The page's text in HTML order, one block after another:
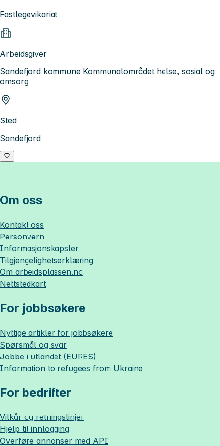
Fastlegevikariat
Arbeidsgiver
Sandefjord kommune Kommunalområdet helse, sosial og
omsorg
Sted
Sandefjord
Om oss
Kontakt oss
Personvern
Informasjonskapsler
Tilgjengelighetserklæring
Om arbeidsplassen.no
Nettstedkart
For jobbsøkere
Nyttige artikler for jobbsøkere
Spørsmål og svar
Jobbe i utlandet (EURES)
Information to refugees from Ukraine
For bedrifter
Vilkår og retningslinjer
Hjelp til innlogging
Overføre annonser med API